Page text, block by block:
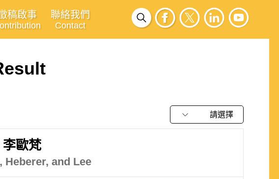
稿啟事 聯絡我們
Contact
請選擇
歐梵
Heberer, and Lee